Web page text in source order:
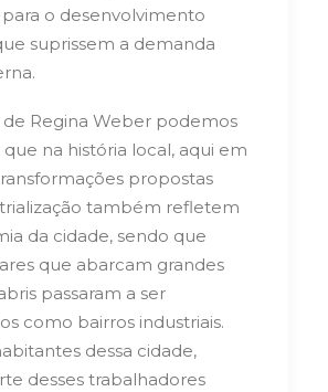
o desenvolvimento
suprissem a demanda
de Regina Weber podemos
que na história local, aqui em
propostas
também refletem
da cidade, sendo que
que abarcam grandes
passaram a ser
como bairros industriais.
dessa cidade,
desses trabalhadores